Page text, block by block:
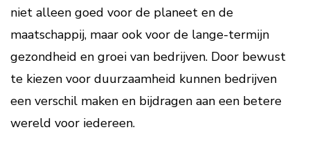
niet alleen goed voor de planeet en de
maatschappij, maar ook voor de lange-termijn
gezondheid en groei van bedrijven. Door bewust
te kiezen voor duurzaamheid kunnen bedrijven
een verschil maken en bijdragen aan een betere
wereld voor iedereen.